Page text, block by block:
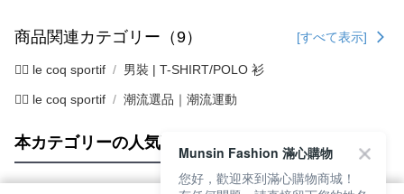
商品関連カテゴリー（9） [すべて表示]
🚴‍♂️ le coq sportif 男裝 | T-SHIRT/POLO 衫
🚴‍♂️ le coq sportif 潮流選品｜潮流運動
本カテゴリーの人気商品 サイト全体のランキング
Munsin Fashion 滿心購物
您好，歡迎來到滿心購物商城！